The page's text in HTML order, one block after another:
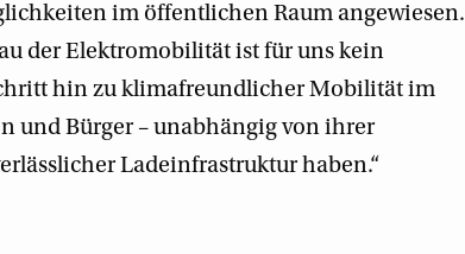
im öffentlichen Raum angewiesen.
der Elektromobilität ist für uns kein
hin zu klimafreundlicher Mobilität im
und Bürger – unabhängig von ihrer
Ladeinfrastruktur haben.“